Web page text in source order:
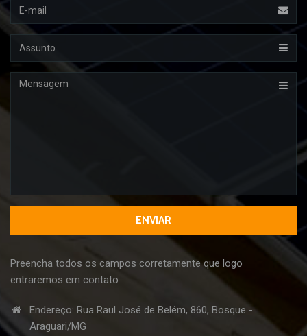
Mensagem
Preencha todos os campos corretamente que logo
entraremos em contato
Endereço: Rua Raul José de Belém, 860, Bosque -
Araguari/MG